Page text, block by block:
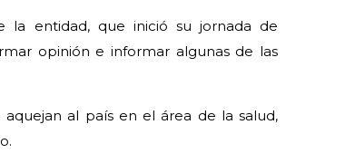
la entidad, que inició su jornada de
opinión e informar algunas de las
al país en el área de la salud,